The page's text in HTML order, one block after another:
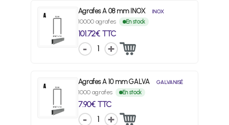
Agrafes A 08 mm INOX INOX
10000 agrafes En stock
101.72€ TTC
1
Agrafes A 10 mm GALVA GALVANISÉ
1000 agrafes En stock
7.90€ TTC
1